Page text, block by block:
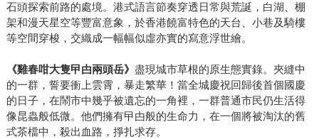
石頭探索前路的處境。港式語言節奏穿透日常與荒誕，白湖、棚
架和漫天星空等豐富意象，於香港饒富特色的天台、小巷及騎樓
等空間穿梭，交織成一幅幅似虛亦實的寫意浮世繪。
《雞春咁大隻曱甴兩頭岳》 盡現城市草根的原生態實錄。夾縫中
的一群，誓要衝上雲霄，暴走繁華！當全城慶祝回歸後首個國慶
的日子，在鬧市中幾乎被遺忘的一角裡，一群普通市民仍生活得
像昆蟲般低微。他們擁有曱甴般的生命力，在一個將被淘汰的舊
式茶檔中，殺出血路，掙扎求存。